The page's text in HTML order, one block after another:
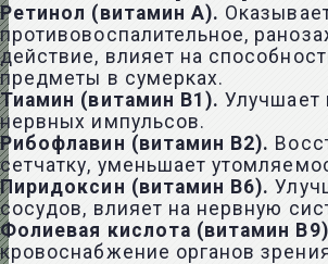
Ретинол (витамин А).
противовоспалительное,
действие, влияет на
предметы в сумерках.
Тиамин (витамин В1). Улучшает
нервных импульсов.
Рибофлавин (витамин В2).
сетчатку, уменьшает
Пиридоксин (витамин В6).
сосудов, влияет на нервную
Фолиевая кислота (витамин
кровоснабжение органов